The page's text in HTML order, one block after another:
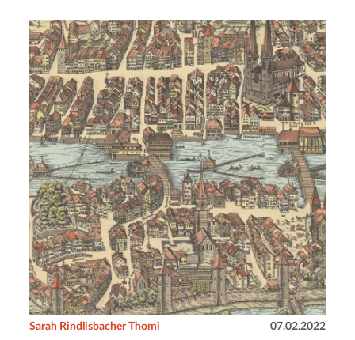
Sarah Rindlisbacher Thomi 07.02.2022